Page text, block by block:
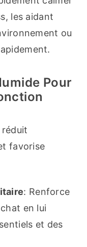
les aidant
ou
Pour
réduit
favorise
: Renforce
en lui
et des